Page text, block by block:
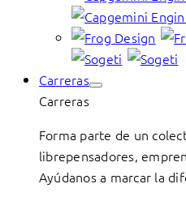
Carreras
Carreras
Forma parte de un
librepensadores,
Ayúdanos a marcar la